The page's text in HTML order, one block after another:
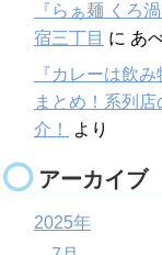
『らぁ麺 くろ
宿三丁目 に あ
『カレーは飲
まとめ！系列
介！
より
アーカイブ
2025年